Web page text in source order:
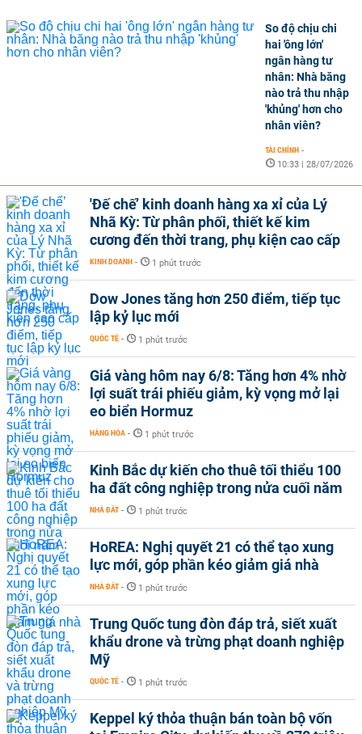
So độ chịu chi
hai 'ông lớn'
ngân hàng tư
nhân: Nhà băng
nào trả thu nhập
'khủng' hơn cho
nhân viên?
TÀI CHÍNH -
10:33 | 28/07/2026
'Đế chế’ kinh doanh hàng xa xỉ của Lý
Nhã Kỳ: Từ phân phối, thiết kế kim
cương đến thời trang, phụ kiện cao cấp
KINH DOANH - 1 phút trước
Dow Jones tăng hơn 250 điểm, tiếp tục
lập kỷ lục mới
QUỐC TẾ - 1 phút trước
Giá vàng hôm nay 6/8: Tăng hơn 4% nhờ
lợi suất trái phiếu giảm, kỳ vọng mở lại
eo biển Hormuz
HÀNG HÓA - 1 phút trước
Kinh Bắc dự kiến cho thuê tối thiểu 100
ha đất công nghiệp trong nửa cuối năm
NHÀ ĐẤT - 1 phút trước
HoREA: Nghị quyết 21 có thể tạo xung
lực mới, góp phần kéo giảm giá nhà
NHÀ ĐẤT - 1 phút trước
Trung Quốc tung đòn đáp trả, siết xuất
khẩu drone và trừng phạt doanh nghiệp
Mỹ
QUỐC TẾ - 1 phút trước
Keppel ký thỏa thuận bán toàn bộ vốn